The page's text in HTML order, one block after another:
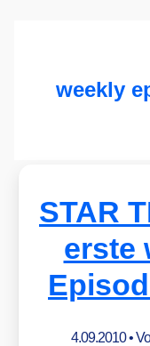
weekly
STAR
erste
4.09.2010•